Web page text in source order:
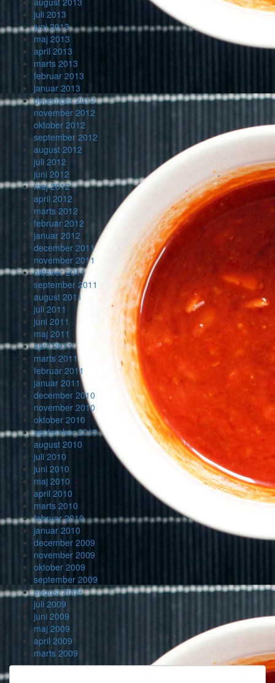
juli 2013
juni 2013
maj 2013
april 2013
marts 2013
februar 2013
januar 2013
december 2012
november 2012
oktober 2012
september 2012
august 2012
juli 2012
juni 2012
maj 2012
april 2012
marts 2012
februar 2012
januar 2012
december 2011
november 2011
oktober 2011
september 2011
august 2011
juli 2011
juni 2011
maj 2011
april 2011
marts 2011
februar 2011
januar 2011
december 2010
november 2010
oktober 2010
september 2010
august 2010
juli 2010
juni 2010
maj 2010
april 2010
marts 2010
februar 2010
januar 2010
december 2009
november 2009
oktober 2009
september 2009
august 2009
juli 2009
juni 2009
maj 2009
april 2009
marts 2009